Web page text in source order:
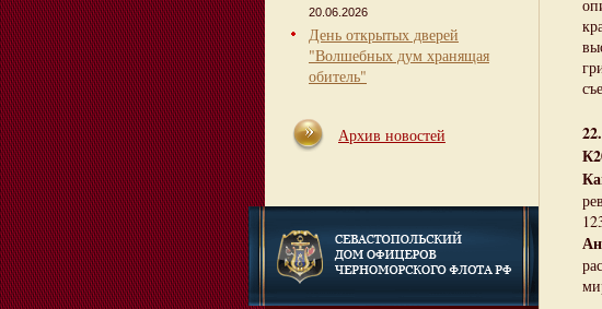
20.06.2026
День открытых дверей
"Волшебных дум хранящая
обитель"
Архив новостей